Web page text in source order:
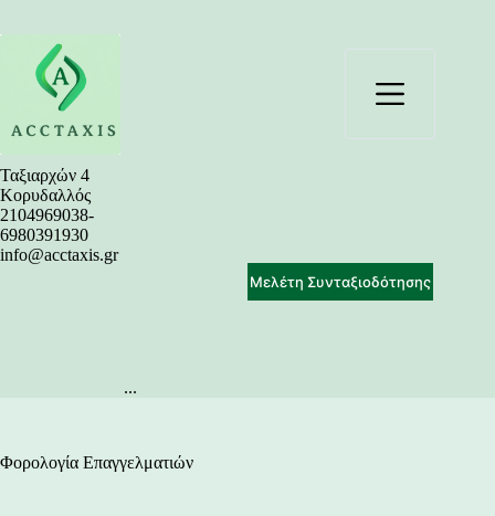
περιεχόμενο
Ταξιαρχών 4
Κορυδαλλός
2104969038-
6980391930
info@acctaxis.gr
...
Μελέτη Συνταξιοδότησης
Φορολογία Επαγγελματιών